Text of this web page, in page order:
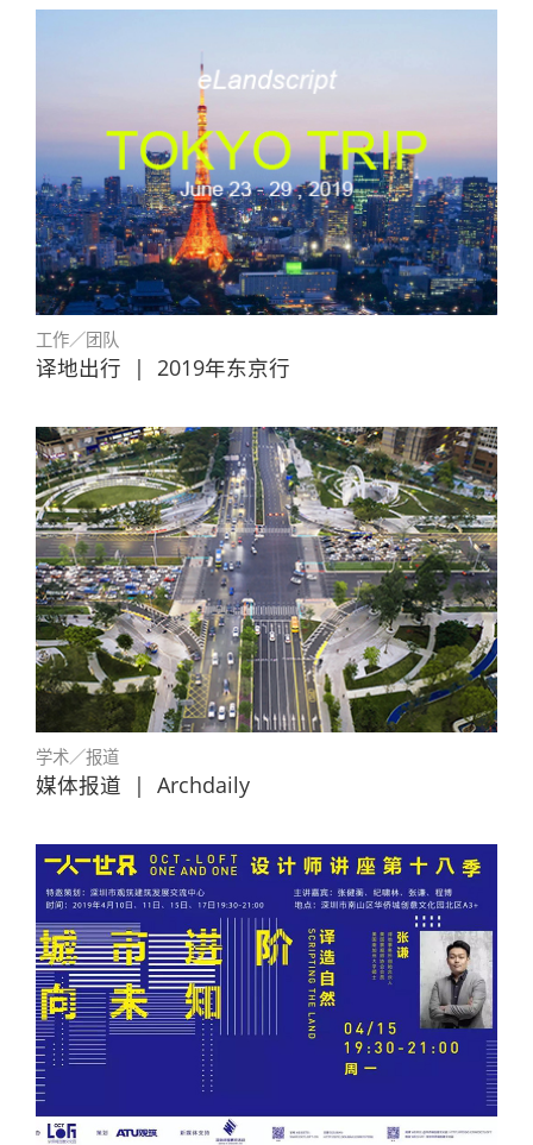
工作／团队
译地出行 | 2019年东京行
学术／报道
媒体报道 | Archdaily